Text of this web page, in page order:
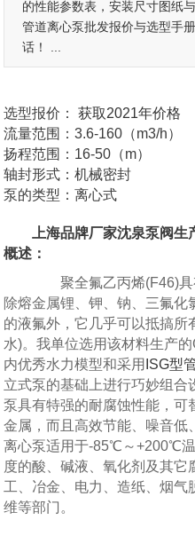
的性能参数表，安装尺寸图纸
管道离心泵批发报价与选型手
话！ ...
选型报价：
获取2021年价格
流量范围：3.6-160（m3/h）
扬程范围：16-50（m）
轴封形式：机械密封
泵的类型：离心式
上海品牌厂家沈泉泵阀生
概述：
聚全氟乙丙烯(F46)具
除熔金属锂、钾、钠、三氟
的液氟外，它几乎可以抵搞所
水)。我单位选用该材料生产
内优秀水力模型和采用 ISG型
立式泵的基础上进行巧妙组
泵具有特强的耐腐蚀性能，
金属，而且高效节能、噪音低
离心泵适用于-85℃～+200℃
度的酸、碱液、氧化剂及其
工、冶金、电力、造纸、烟
维等部门。